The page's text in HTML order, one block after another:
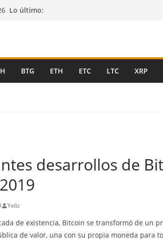
Lo último:
BTG ETH ETC LTC XRP
desarrollos de
Yeliz
de existencia, Bitcoin se transformó de un
de valor, una con su propia moneda para